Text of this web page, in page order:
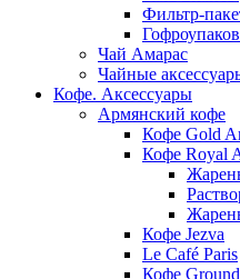
Фильтр-
Чай Амарас
Чайные
Кофе. Аксессуары
Армянский кофе
Кофе Gold
Кофе Royal
Кофе Jezva
Le Café Paris
Кофе